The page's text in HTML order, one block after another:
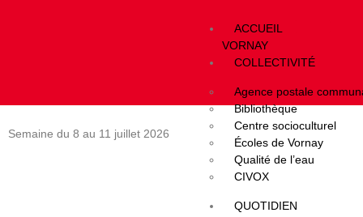
ACCUEIL
VORNAY
COLLECTIVITÉ
Agence postale
Bibliothèque
Centre socioculturel
Écoles de Vornay
Qualité de l’eau
CIVOX
QUOTIDIEN
22 juin 2026
Semaine du 8 au 11 juillet 2026